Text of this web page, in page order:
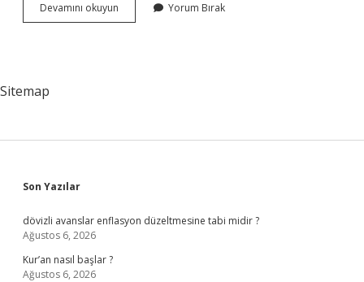
Devamını okuyun
Vitamini
Yorum Bırak
Sitemap
Sidebar
Son Yazılar
dövizli avanslar enflasyon düzeltmesine tabi midir ?
Ağustos 6, 2026
Kur’an nasıl başlar ?
Ağustos 6, 2026